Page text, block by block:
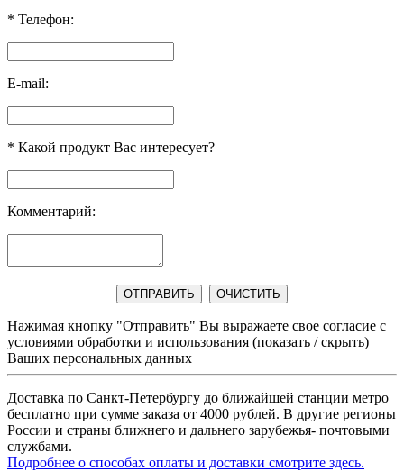
* Телефон:
E-mail:
* Какой продукт Вас интересует?
Комментарий:
Нажимая кнопку "Отправить" Вы выражаете свое согласие с
условиями обработки и использования (показать / скрыть)
Ваших персональных данных
Доставка по Санкт-Петербургу до ближайшей станции метро
бесплатно при сумме заказа от 4000 рублей. В другие регионы
России и страны ближнего и дальнего зарубежья- почтовыми
службами.
Подробнее о способах оплаты и доставки смотрите здесь.